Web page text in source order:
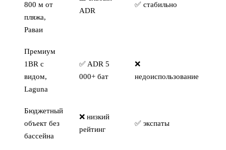
800 м от
пляжа,
Раваи
ADR
✅ стабильно
Премиум
1BR с
видом,
Laguna
✅ ADR 5
000+ бат
❌
недоиспользование
Бюджетный
объект без
бассейна
❌ низкий
рейтинг
✅ экспаты